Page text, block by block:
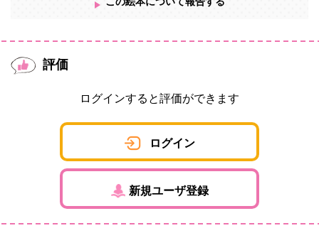
この絵本について報告する
評価
ログインすると評価ができます
ログイン
新規ユーザ登録